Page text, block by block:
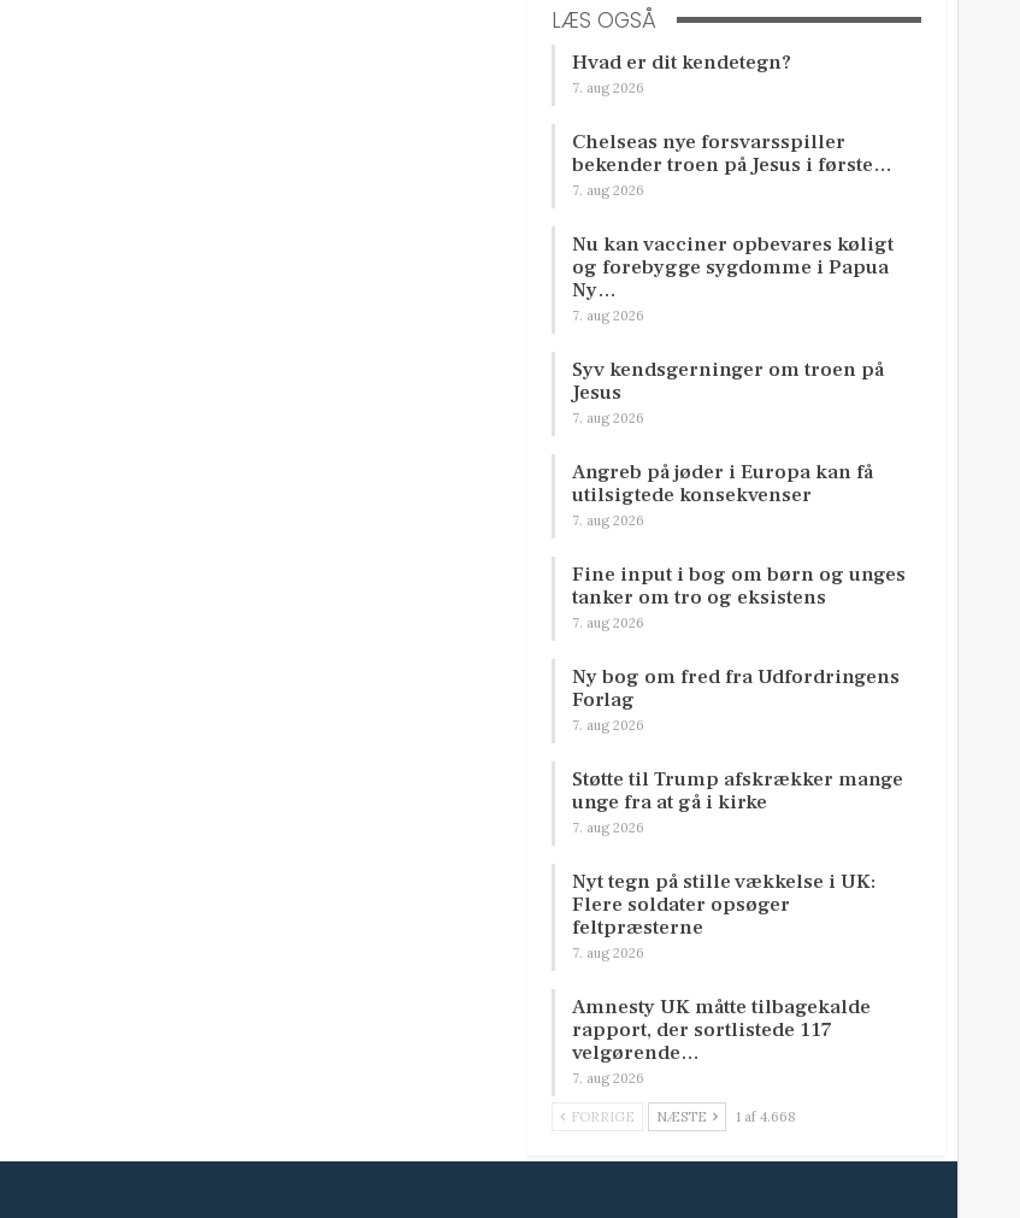
LÆS OGSÅ
Hvad er dit kendetegn?
7. aug 2026
Chelseas nye forsvarsspiller
bekender troen på Jesus i første…
7. aug 2026
Nu kan vacciner opbevares køligt
og forebygge sygdomme i Papua
Ny…
7. aug 2026
Syv kendsgerninger om troen på
Jesus
7. aug 2026
Angreb på jøder i Europa kan få
utilsigtede konsekvenser
7. aug 2026
Fine input i bog om børn og unges
tanker om tro og eksistens
7. aug 2026
Ny bog om fred fra Udfordringens
Forlag
7. aug 2026
Støtte til Trump afskrækker mange
unge fra at gå i kirke
7. aug 2026
Nyt tegn på stille vækkelse i UK:
Flere soldater opsøger
feltpræsterne
7. aug 2026
Amnesty UK måtte tilbagekalde
rapport, der sortlistede 117
velgørende…
7. aug 2026
FORRIGE NÆSTE 1 af 4.668